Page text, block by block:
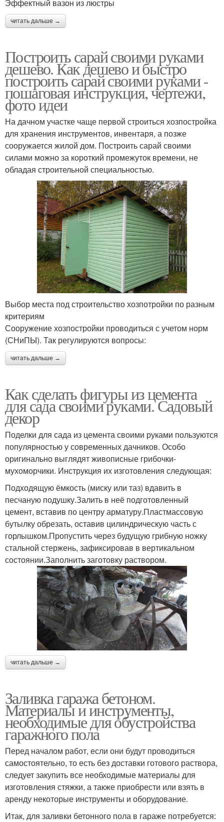
Эффектный вазон из люстры
читать дальше →
Построить сарай своими руками
дешево. Как дешево и быстро
построить сарай своими руками -
пошаговая инструкция, чертежи,
фото идеи
На дачном участке чаще первой строиться хозпостройка
для хранения инструментов, инвентаря, а позже
сооружается жилой дом. Построить сарай своими
силами можно за короткий промежуток времени, не
обладая строительной специальностью.
Выбор места под строительство хозпотройки по разным
критериям
Сооружение хозпостройки проводиться с учетом норм
(СНиПЫ). Так регулируются вопросы:
читать дальше →
Как сделать фигуры из цемента
для сада своими руками. Садовый
декор
Поделки для сада из цемента своими руками пользуются
популярностью у современных дачников. Особо
оригинально выглядят живописные грибочки-
мухоморчики. Инструкция их изготовления следующая:
Подходящую ёмкость (миску или таз) вдавить в
песчаную подушку.Залить в неё подготовленный
цемент, вставив по центру арматуру.Пластмассовую
бутылку обрезать, оставив цилиндрическую часть с
горлышком.Пропустить через будущую грибную ножку
стальной стержень, зафиксировав в вертикальном
состоянии.Заполнить заготовку раствором.
читать дальше →
Заливка гаража бетоном.
Материалы и инструменты,
необходимые для обустройства
гаражного пола
Перед началом работ, если они будут проводиться
самостоятельно, то есть без доставки готового раствора,
следует закупить все необходимые материалы для
изготовления стяжки, а также приобрести или взять в
аренду некоторые инструменты и оборудование.
Итак, для заливки бетонного пола в гараже потребуется: